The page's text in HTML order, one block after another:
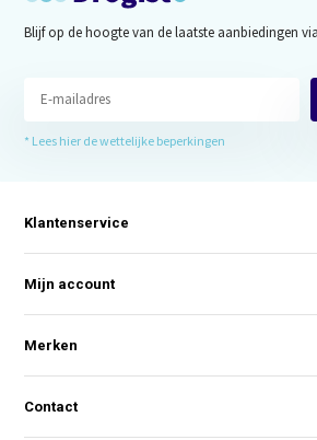
Blijf op de hoogte van de laatste aanbiedingen
* Lees hier de wettelijke beperkingen
Klantenservice
Mijn account
Merken
Contact